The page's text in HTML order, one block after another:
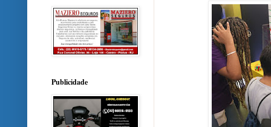
Publicidade